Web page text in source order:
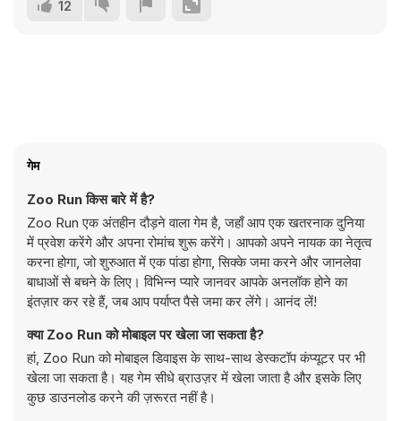
12
गेम
Zoo Run किस बारे में है?
Zoo Run एक अंतहीन दौड़ने वाला गेम है, जहाँ आप एक खतरनाक दुनिया
में प्रवेश करेंगे और अपना रोमांच शुरू करेंगे। आपको अपने नायक का नेतृत्व
करना होगा, जो शुरुआत में एक पांडा होगा, सिक्के जमा करने और जानलेवा
बाधाओं से बचने के लिए। विभिन्न प्यारे जानवर आपके अनलॉक होने का
इंतज़ार कर रहे हैं, जब आप पर्याप्त पैसे जमा कर लेंगे। आनंद लें!
क्या Zoo Run को मोबाइल पर खेला जा सकता है?
हां, Zoo Run को मोबाइल डिवाइस के साथ-साथ डेस्कटॉप कंप्यूटर पर भी
खेला जा सकता है। यह गेम सीधे ब्राउज़र में खेला जाता है और इसके लिए
कुछ डाउनलोड करने की ज़रूरत नहीं है।